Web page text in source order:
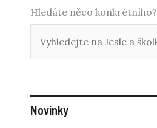
Hledáte něco konkrétního?
Novinky